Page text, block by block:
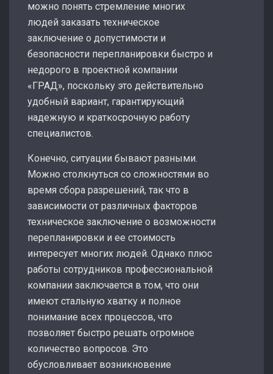
можно понять стремление многих
людей заказать техническое
заключение о допустимости и
безопасности перепланировки быстро и
недорого в проектной компании
«ГРАД», поскольку это действительно
удобный вариант, гарантирующий
надежную и краткосрочную работу
специалистов.
Конечно, ситуации бывают разными.
Можно столкнуться со сложностями во
время сбора разрешений, так что в
зависимости от различных факторов
техническое заключение о возможности
перепланировки и ее стоимость
интересует многих людей. Однако плюс
работы сотрудников профессиональной
компании заключается в том, что они
имеют стальную хватку и полное
понимание всех процессов, что
позволяет быстро решать огромное
количество вопросов. Это
обусловливает возникновение